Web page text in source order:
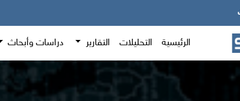
الرئيسية التحليلات التقارير دراسات وأبحاث